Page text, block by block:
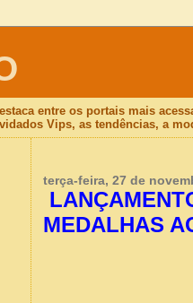
entre os portais mais
Vips, as tendências, a
terça-feira, 27 de
MEDALHAS